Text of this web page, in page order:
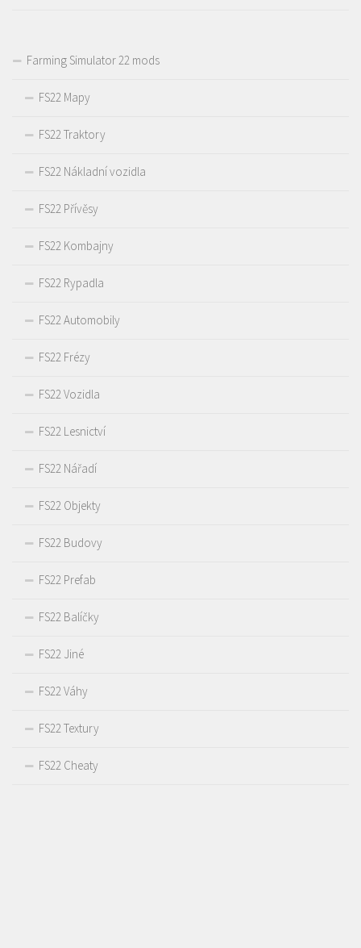
Farming Simulator 22 mods
FS22 Mapy
FS22 Traktory
FS22 Nákladní vozidla
FS22 Přívěsy
FS22 Kombajny
FS22 Rypadla
FS22 Automobily
FS22 Frézy
FS22 Vozidla
FS22 Lesnictví
FS22 Nářadí
FS22 Objekty
FS22 Budovy
FS22 Prefab
FS22 Balíčky
FS22 Jiné
FS22 Váhy
FS22 Textury
FS22 Cheaty